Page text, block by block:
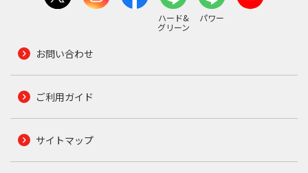
ハード&
グリーン
パワー
お問い合わせ
ご利用ガイド
サイトマップ